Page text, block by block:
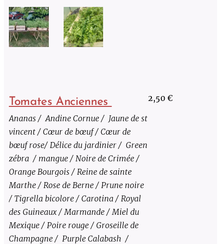
Tomates Anciennes
Ananas / Andine Cornue / Jaune de st
vincent / Cœur de bœuf / Cœur de
bœuf rose/ Délice du jardinier / Green
zébra / mangue / Noire de Crimée /
Orange Bourgois / Reine de sainte
Marthe / Rose de Berne / Prune noire
/ Tigrella bicolore / Carotina / Royal
des Guineaux / Marmande / Miel du
Mexique / Poire rouge / Groseille de
Champagne / Purple Calabash /
2,50 €